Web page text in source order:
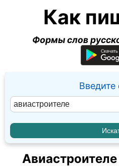
Как
Формы слов
Введите